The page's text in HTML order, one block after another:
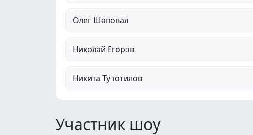
Олег Шаповал
Николай Егоров
Никита Тупотилов
Участник шоу